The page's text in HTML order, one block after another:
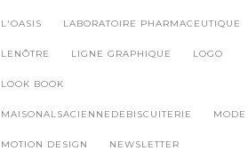
L'OASIS LABORATOIRE PHARMACEUTIQUE
LENÔTRE LIGNE GRAPHIQUE LOGO
LOOK BOOK
MAISONALSACIENNEDEBISCUITERIE MODE
MOTION DESIGN NEWSLETTER